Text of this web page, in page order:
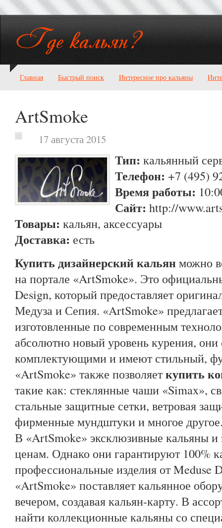
Главная Быстрый поиск Интересное про кальяны
ArtSmoke
17 августа 2015
Тип: кальянный
Телефон: +7 (495)
Время работы:
Сайт: http://
Товары: кальян, аксессуары
Доставка: есть
Купить дизайнерский кальянможно
на портале «ArtSmoke». Это
Design, который предоставляет
Медуза и Сепия. «ArtSmoke»
изготовленные по современным
абсолютно новый уровень курения,
комплектующими и имеют стильный,
«ArtSmoke» также позволяеткупить
такие как: стеклянные чаши «Simax»,
стальные защитные сетки, ветровая
фирменные мундштуки и многое
В «ArtSmoke» эксклюзивные кальяны и
ценам. Однако они гарантируют 100%
профессиональные изделия от Meduse
«ArtSmoke» поставляет кальянное
вечером, создавая кальян-карту. В
найти коллекционные кальяны со